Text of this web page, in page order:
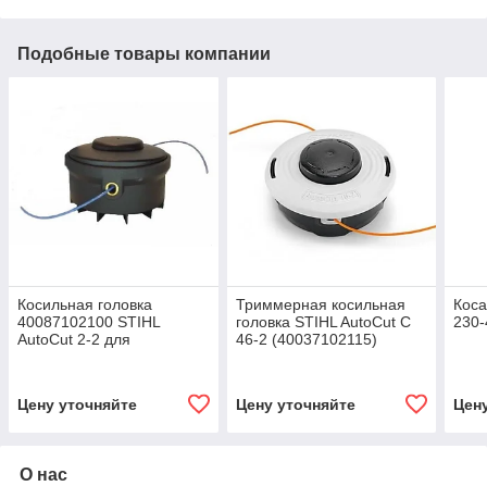
Подобные товары компании
Косильная головка
40087102100 STIHL
AutoCut 2-2 для
Цену уточняйте
Триммерная косильная
головка STIHL AutoCut C
46-2 (40037102115)
Цену уточняйте
230-
О нас